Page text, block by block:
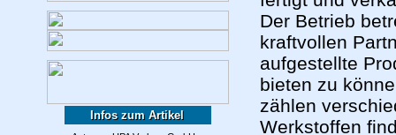
Infos zum Artikel
Der Betrieb
kraftvollen
aufgestellte
bieten zu
zählen
Werkstoffen